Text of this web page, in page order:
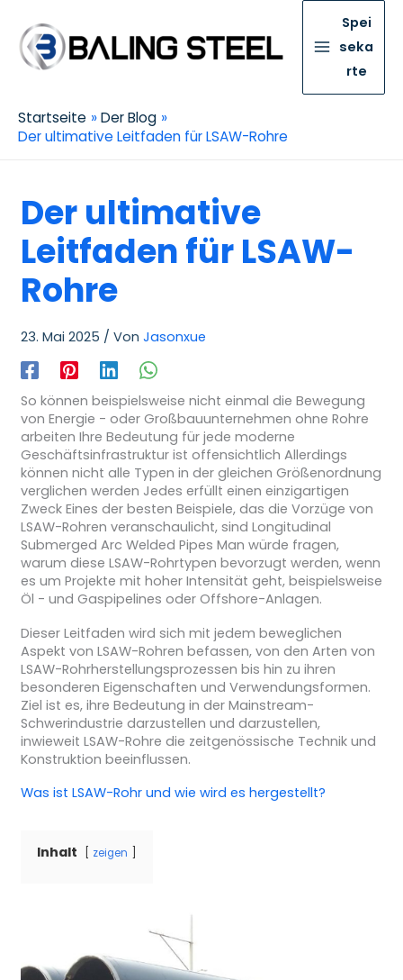
Spei
seka
rte
Startseite
Der Blog
Der ultimative Leitfaden für LSAW-Rohre
Der ultimative
Leitfaden für LSAW-
Rohre
23. Mai 2025 / Von Jasonxue
So können beispielsweise nicht einmal die Bewegung
von Energie - oder Großbauunternehmen ohne Rohre
arbeiten Ihre Bedeutung für jede moderne
Geschäftsinfrastruktur ist offensichtlich Allerdings
können nicht alle Typen in der gleichen Größenordnung
verglichen werden Jedes erfüllt einen einzigartigen
Zweck Eines der besten Beispiele, das die Vorzüge von
LSAW-Rohren veranschaulicht, sind Longitudinal
Submerged Arc Welded Pipes Man würde fragen,
warum diese LSAW-Rohrtypen bevorzugt werden, wenn
es um Projekte mit hoher Intensität geht, beispielsweise
Öl - und Gaspipelines oder Offshore-Anlagen.
Dieser Leitfaden wird sich mit jedem beweglichen
Aspekt von LSAW-Rohren befassen, von den Arten von
LSAW-Rohrherstellungsprozessen bis hin zu ihren
besonderen Eigenschaften und Verwendungsformen.
Ziel ist es, ihre Bedeutung in der Mainstream-
Schwerindustrie darzustellen und darzustellen,
inwieweit LSAW-Rohre die zeitgenössische Technik und
Konstruktion beeinflussen.
Was ist LSAW-Rohr und wie wird es hergestellt?
Inhalt zeigen